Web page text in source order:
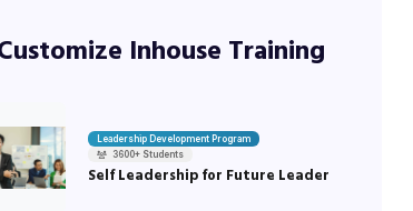
Inhouse Training
Leadership Development Program
3600+ Students
Self Leadership for Future Leader